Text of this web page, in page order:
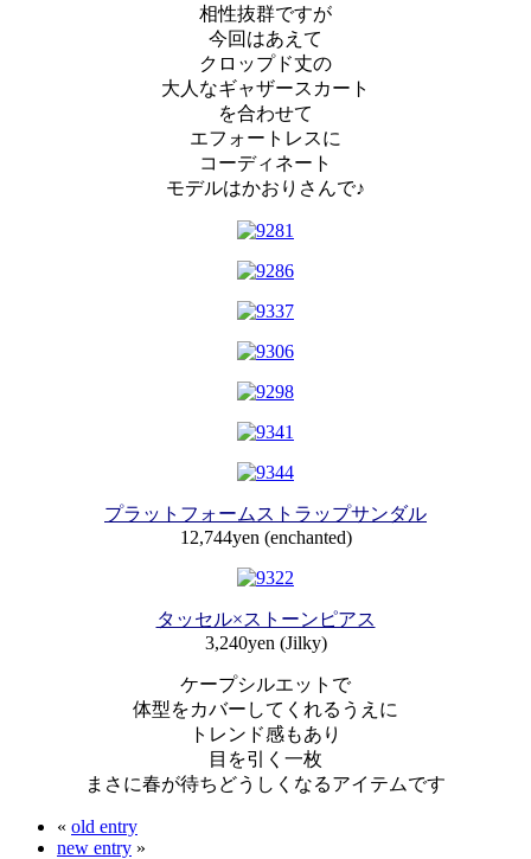
相性抜群ですが
今回はあえて
クロップド丈の
大人なギャザースカート
を合わせて
エフォートレスに
コーディネート
モデルはかおりさんで♪
プラットフォームストラップサンダル
12,744yen (enchanted)
タッセル×ストーンピアス
3,240yen (Jilky)
ケープシルエットで
体型をカバーしてくれるうえに
トレンド感もあり
目を引く一枚
まさに春が待ちどうしくなるアイテムです
« old entry
new entry »